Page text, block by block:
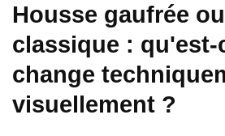
Housse gaufrée
classique : qu'est-
change
visuellement ?